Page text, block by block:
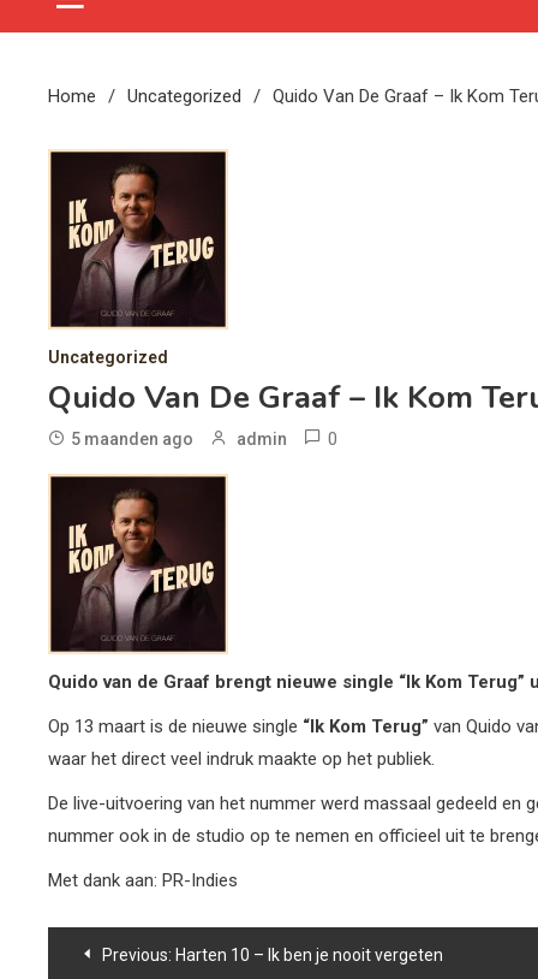
Home Uncategorized Quido Van De Graaf – Ik Kom
Uncategorized
Quido Van De Graaf – Ik Kom
5 maanden ago admin 0
Quido van de Graaf brengt nieuwe single “Ik Kom Terug”
Op 13 maart is de nieuwe single “Ik Kom Terug” van Quido
waar het direct veel indruk maakte op het publiek.
De live-uitvoering van het nummer werd massaal gedeeld
nummer ook in de studio op te nemen en officieel uit te
Met dank aan: PR-Indies
Bericht
Previous: Harten 10 – Ik ben je nooit vergeten